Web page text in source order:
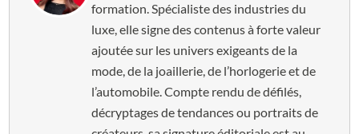
formation. Spécialiste des industries du
luxe, elle signe des contenus à forte valeur
ajoutée sur les univers exigeants de la
mode, de la joaillerie, de l’horlogerie et de
l’automobile. Compte rendu de défilés,
décryptages de tendances ou portraits de